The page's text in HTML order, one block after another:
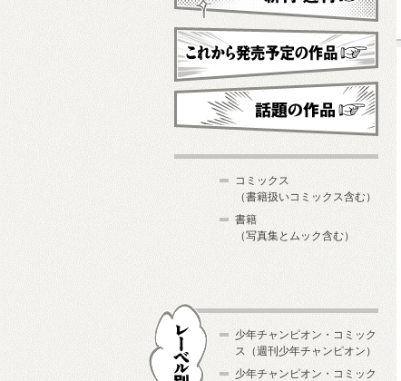
新刊・近刊
これから発売予定
コミックス
（書籍扱いコミックス含む）
書籍
（写真集とムック含む）
少年チャンピオン・コミック
ス（週刊少年チャンピオン）
少年チャンピオン・コミック